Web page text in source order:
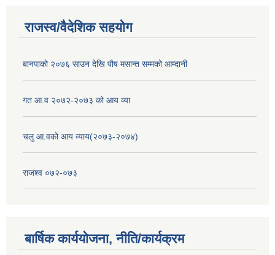
राजस्व/वैदेशिक सहयोग
बानपाको २०७६ साउन देखि पौष मसान्त सम्मको आम्दानी
गत आ.व २०७२-२०७३ को आय व्या
चलु आ.वको आय व्याय(२०७३-२०७४)
राजश्व ०७२-०७३
बार्षिक कार्ययोजना, नीति/कार्यक्रम